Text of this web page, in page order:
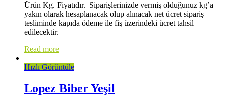
Ürün Kg. Fiyatıdır. Siparişlerinizde vermiş olduğunuz kg’a
yakın olarak hesaplanacak olup alınacak net ücret sipariş
tesliminde kapıda ödeme ile fiş üzerindeki ücret tahsil
edilecektir.
Read more
Hızlı Görüntüle
Lopez Biber Yeşil